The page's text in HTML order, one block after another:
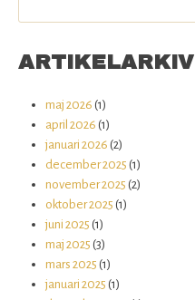
ARTIKELARKIV
maj 2026 (1)
april 2026 (1)
januari 2026 (2)
december 2025 (1)
november 2025 (2)
oktober 2025 (1)
juni 2025 (1)
maj 2025 (3)
mars 2025 (1)
januari 2025 (1)